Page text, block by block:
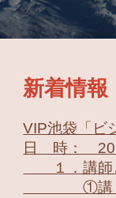
新着情報
VIP池袋「ビ
日 時：
１．講師
①講